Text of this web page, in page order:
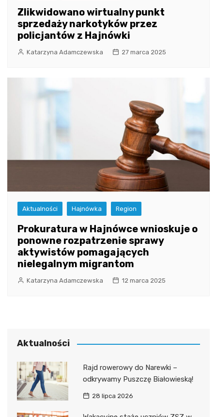
Zlikwidowano wirtualny punkt
sprzedaży narkotyków przez
policjantów z Hajnówki
Katarzyna Adamczewska 27 marca 2025
Aktualności Hajnówka Region
Prokuratura w Hajnówce wnioskuje o
ponowne rozpatrzenie sprawy
aktywistów pomagających
nielegalnym migrantom
Katarzyna Adamczewska 12 marca 2025
Aktualności
Rajd rowerowy do Narewki –
odkrywamy Puszczę Białowieską!
28 lipca 2026